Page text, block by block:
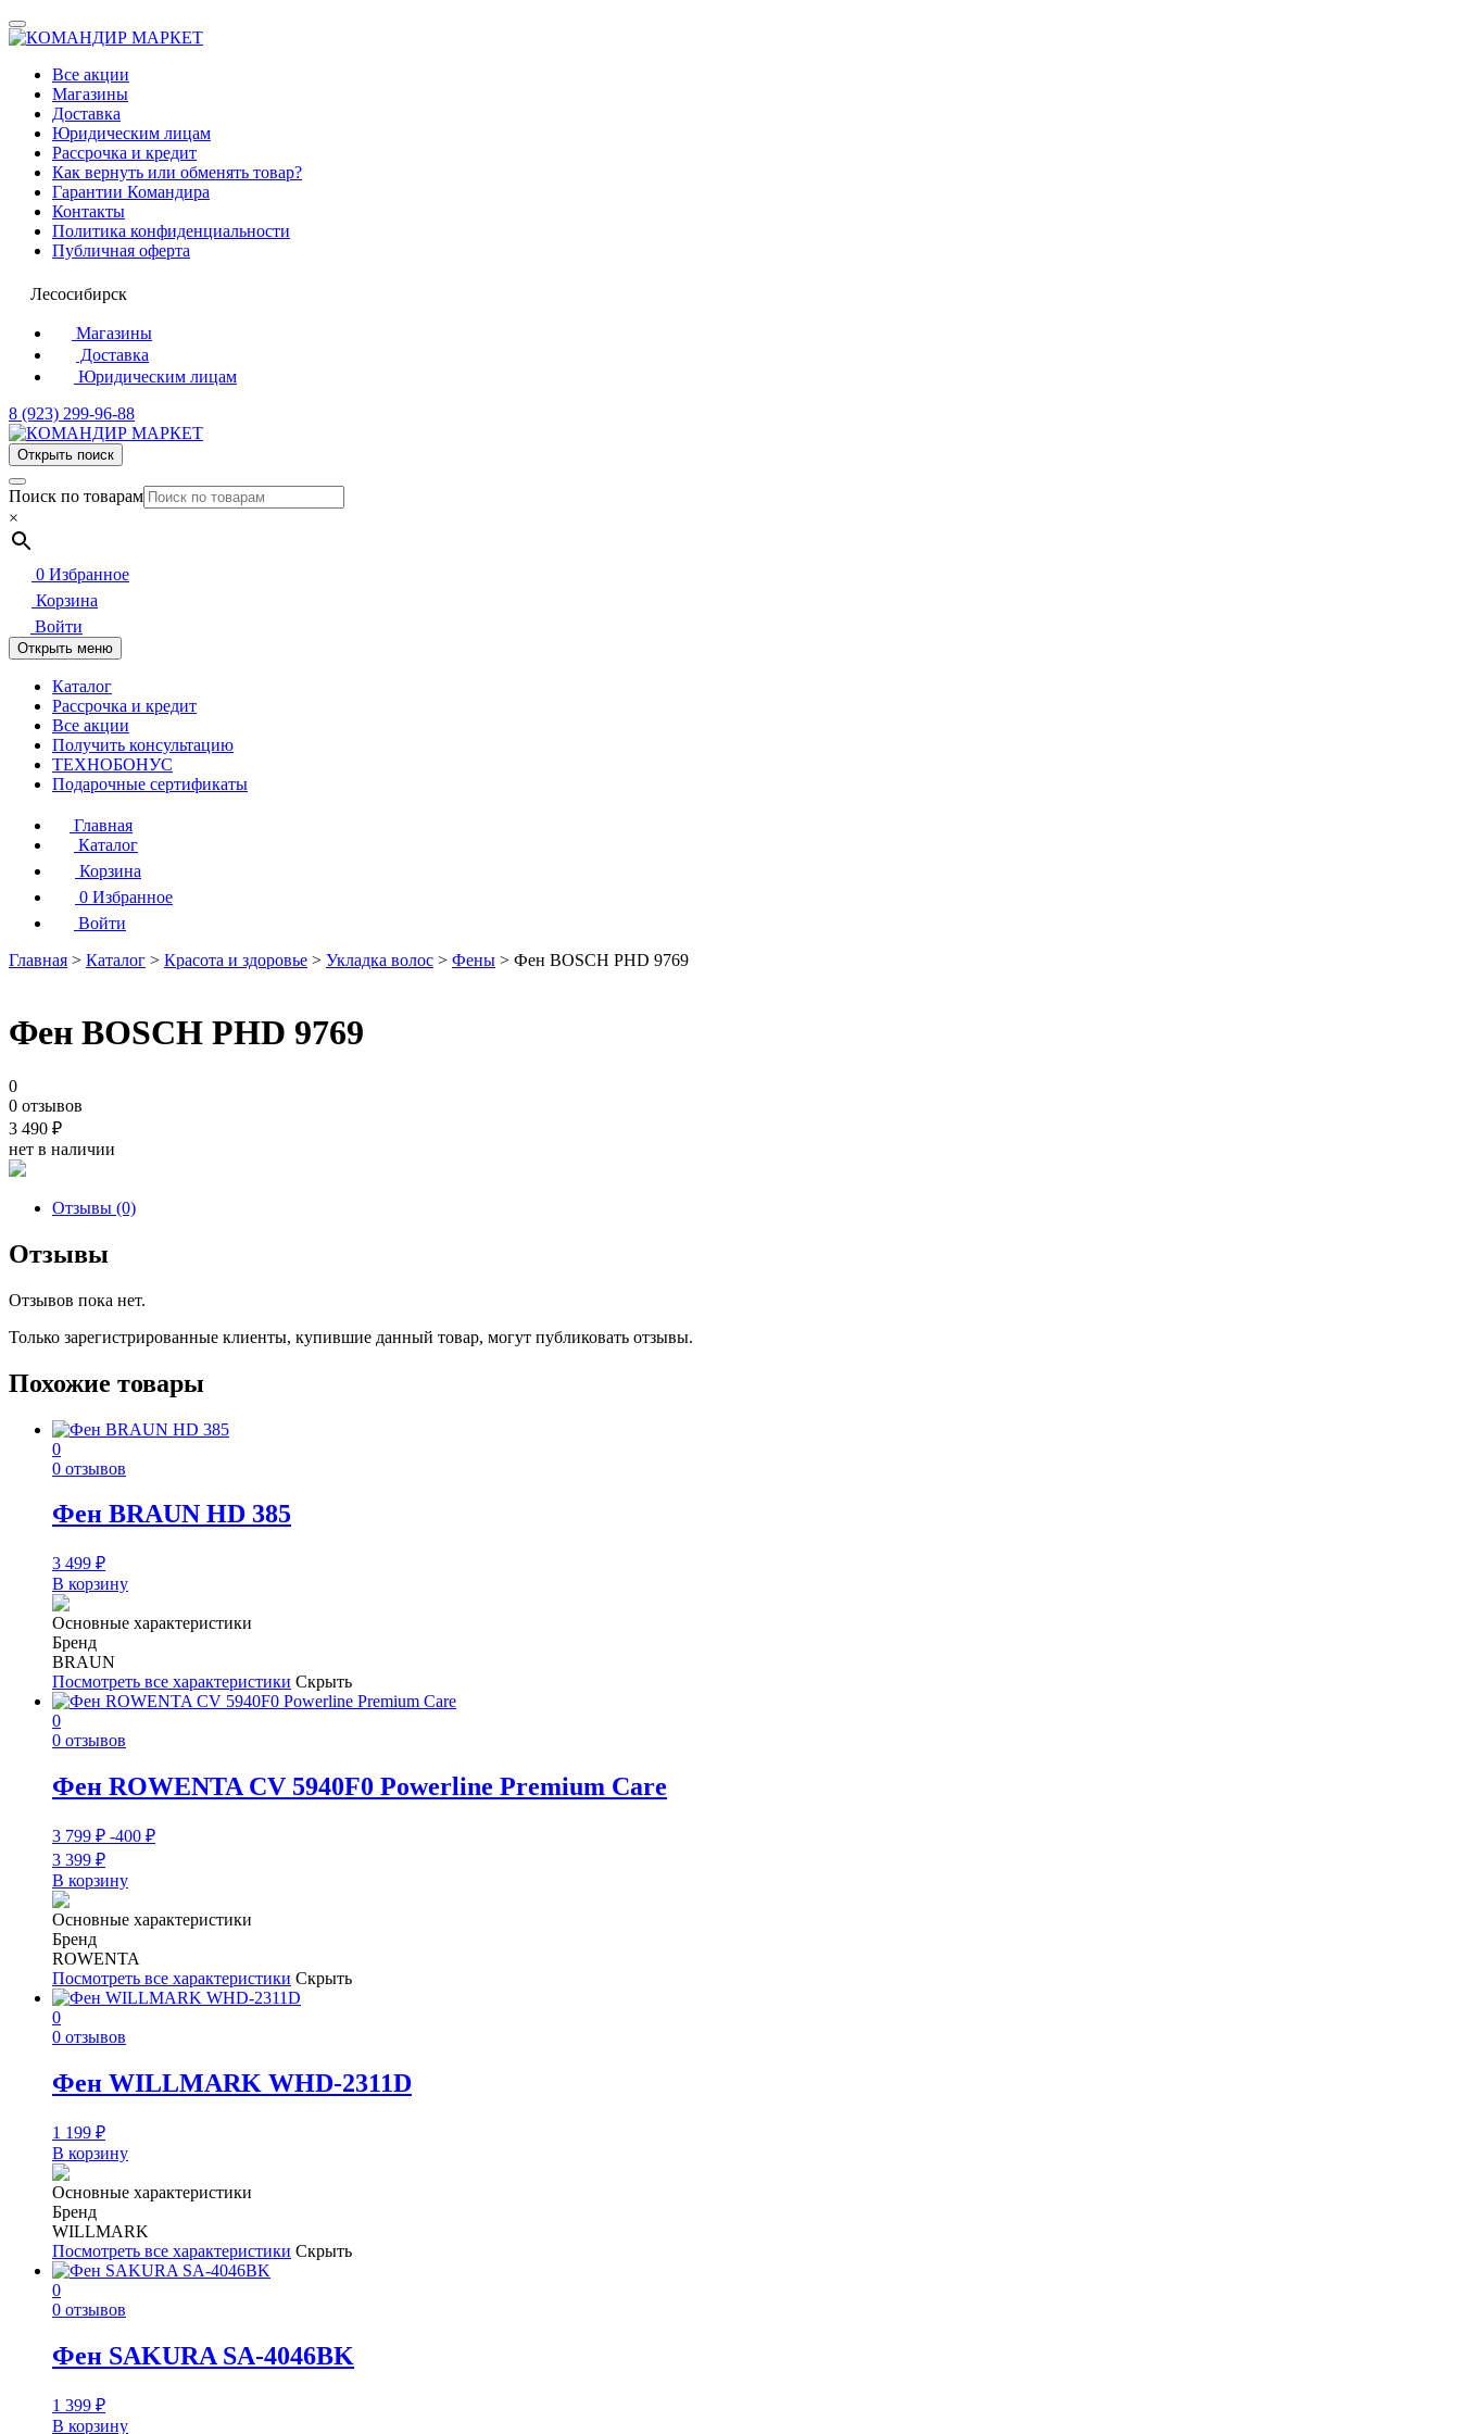
Все акции
Магазины
Доставка
Юридическим лицам
Рассрочка и кредит
Как вернуть или обменять товар?
Гарантии Командира
Контакты
Политика конфиденциальности
Публичная оферта
Лесосибирск
Магазины
Доставка
Юридическим лицам
8 (923) 299-96-88
Открыть поиск
Поиск по товарам
×
0 Избранное
Корзина
Войти
Открыть меню
Каталог
Рассрочка и кредит
Все акции
Получить консультацию
ТЕХНОБОНУС
Подарочные сертификаты
Главная
Каталог
Корзина
0 Избранное
Войти
Главная > Каталог > Красота и здоровье > Укладка волос > Фены > Фен BOSCH PHD 9769
Фен BOSCH PHD 9769
0
0 отзывов
3 490 ₽
нет в наличии
Отзывы (0)
Отзывы
Отзывов пока нет.
Только зарегистрированные клиенты, купившие данный товар, могут публиковать отзывы.
Похожие товары
0
0 отзывов
Фен BRAUN HD 385
3 499 ₽
В корзину
Основные характеристики
Бренд
BRAUN
Посмотреть все характеристики Скрыть
0
0 отзывов
Фен ROWENTA CV 5940F0 Powerline Premium Care
3 799 ₽ -400 ₽
3 399 ₽
В корзину
Основные характеристики
Бренд
ROWENTA
Посмотреть все характеристики Скрыть
0
0 отзывов
Фен WILLMARK WHD-2311D
1 199 ₽
В корзину
Основные характеристики
Бренд
WILLMARK
Посмотреть все характеристики Скрыть
0
0 отзывов
Фен SAKURA SA-4046BK
1 399 ₽
В корзину